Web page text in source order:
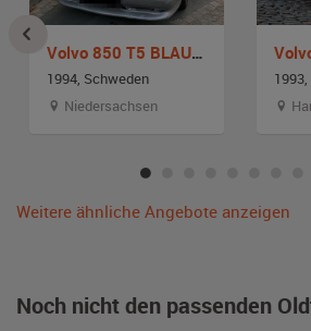
Volvo 850 T5 BLAULICHT POLIZEI NOTARZT
1994, Schweden
Niedersachsen
Weitere ähnliche Angebote anzeigen
Noch nicht den passenden